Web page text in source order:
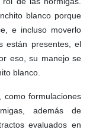
blanco porque
e incluso moverlo
están presentes, el
eso, su manejo se
blanco.
como formulaciones
además de
evaluados en